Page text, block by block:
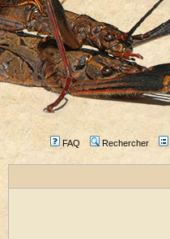
FAQ Rechercher